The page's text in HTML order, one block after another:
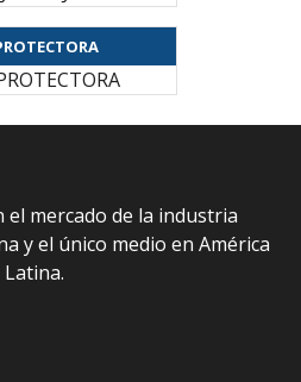
el mercado de la industria
y el único medio en América
Latina.